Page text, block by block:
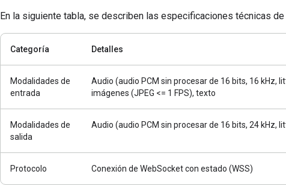
En la siguiente tabla, se describen las especificaciones técnicas
Categoría Detalles
Modalidades de
entrada
Audio (audio PCM sin procesar de 16 bits, 16 kHz,
imágenes (JPEG <= 1 FPS), texto
Modalidades de
salida
Audio (audio PCM sin procesar de 16 bits, 24 kHz,
Protocolo Conexión de WebSocket con estado (WSS)